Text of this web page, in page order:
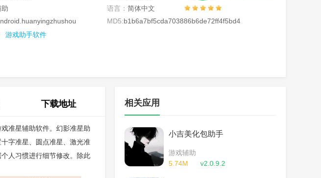
语言： 简体中文
MD5:b1b6a7bf5cda703886b6de72ff4f5bd4
游戏助手软件
下载地址
准星辅助软件。幻影准星助
字准星、圆点准星、激光准
人习惯进行细节修改。除此
相关应用
小吉美化包助手
游戏辅助
5.74M
v2.0.9.2